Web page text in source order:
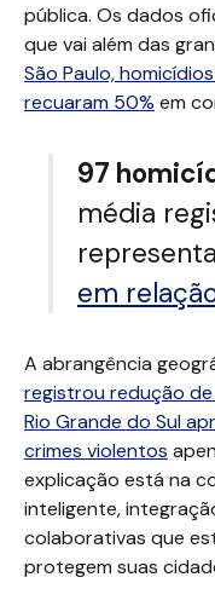
pública. Os dados
que vai além das
São Paulo,
recuaram 50% em
97
média
em
A abrangência
registrou redução
Rio Grande do Sul
crimes violentos
explicação está na
inteligente,
colaborativas que
protegem suas